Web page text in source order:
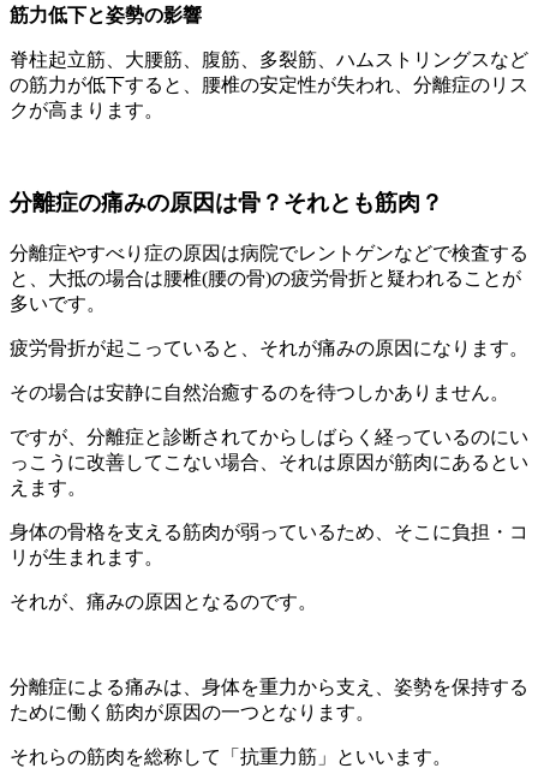
筋力低下と姿勢の影響
脊柱起立筋、大腰筋、腹筋、多裂筋、ハムストリングスなど
の筋力が低下すると、腰椎の安定性が失われ、分離症のリス
クが高まります。
分離症の痛みの原因は骨？それとも筋肉？
分離症やすべり症の原因は病院でレントゲンなどで検査する
と、大抵の場合は腰椎(腰の骨)の疲労骨折と疑われることが
多いです。
疲労骨折が起こっていると、それが痛みの原因になります。
その場合は安静に自然治癒するのを待つしかありません。
ですが、分離症と診断されてからしばらく経っているのにい
っこうに改善してこない場合、それは原因が筋肉にあるとい
えます。
身体の骨格を支える筋肉が弱っているため、そこに負担・コ
リが生まれます。
それが、痛みの原因となるのです。
分離症による痛みは、身体を重力から支え、姿勢を保持する
ために働く筋肉が原因の一つとなります。
それらの筋肉を総称して「抗重力筋」といいます。